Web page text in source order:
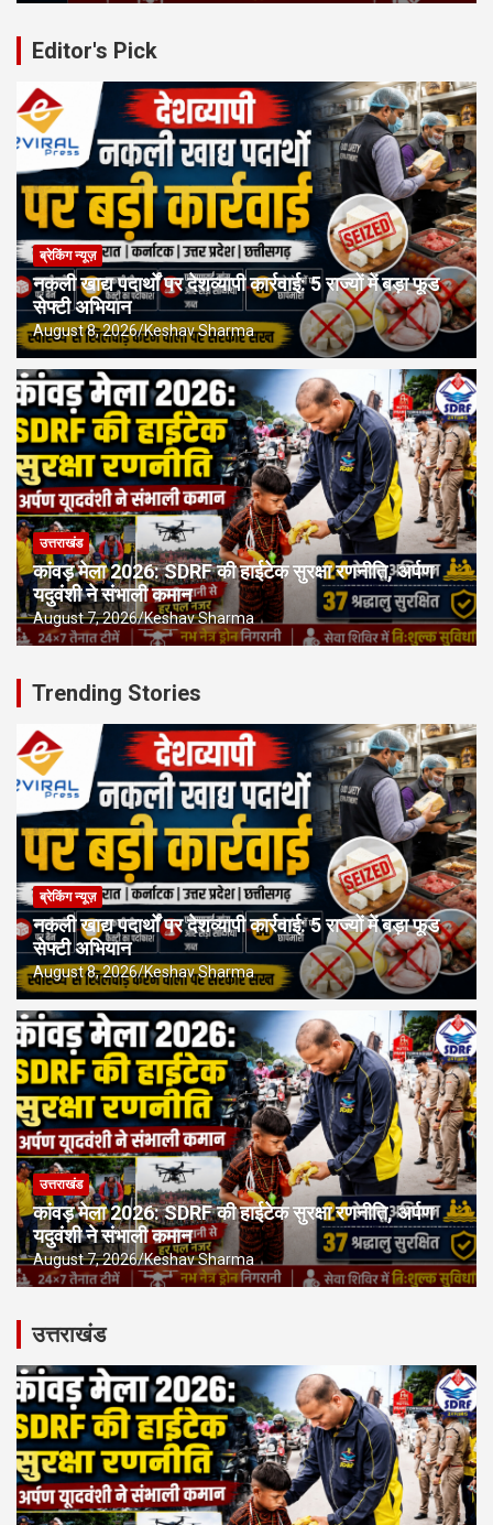
Editor's Pick
ब्रेकिंग न्यूज़
नकली खाद्य पदार्थों पर देशव्यापी कार्रवाई: 5 राज्यों में बड़ा फूड
सेफ्टी अभियान
August 8, 2026 Keshav Sharma
उत्तराखंड
कांवड़ मेला 2026: SDRF की हाईटेक सुरक्षा रणनीति, अर्पण
यदुवंशी ने संभाली कमान
August 7, 2026 Keshav Sharma
Trending Stories
ब्रेकिंग न्यूज़
नकली खाद्य पदार्थों पर देशव्यापी कार्रवाई: 5 राज्यों में बड़ा फूड
सेफ्टी अभियान
August 8, 2026 Keshav Sharma
उत्तराखंड
कांवड़ मेला 2026: SDRF की हाईटेक सुरक्षा रणनीति, अर्पण
यदुवंशी ने संभाली कमान
August 7, 2026 Keshav Sharma
उत्तराखंड